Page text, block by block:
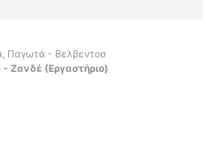
Παγωτά - Βελβεντοσ
Ζανδέ (Εργαστήριο)